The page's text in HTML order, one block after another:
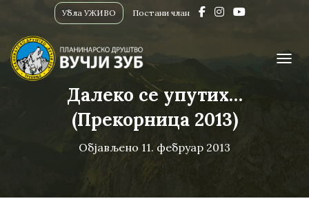
Убла УЖИВО Постани члан
Далеко се упутих…
(Прекорница 2013)
Објављено 11. фебруар 2013